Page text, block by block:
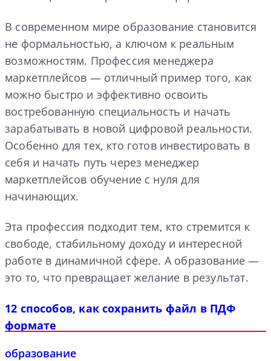
В современном мире образование становится
не формальностью, а ключом к реальным
возможностям. Профессия менеджера
маркетплейсов — отличный пример того, как
можно быстро и эффективно освоить
востребованную специальность и начать
зарабатывать в новой цифровой реальности.
Особенно для тех, кто готов инвестировать в
себя и начать путь через менеджер
маркетплейсов обучение с нуля для
начинающих.
Эта профессия подходит тем, кто стремится к
свободе, стабильному доходу и интересной
работе в динамичной сфере. А образование —
это то, что превращает желание в результат.
12 способов, как сохранить файл в ПДФ
формате
образование